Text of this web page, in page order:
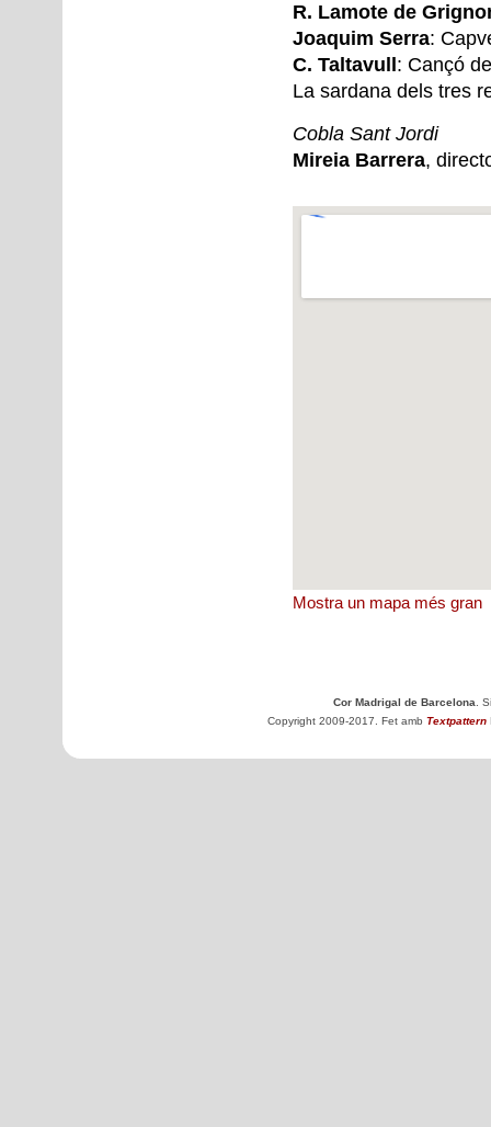
R. Lamote de
Joaquim Serra:
C. Taltavull : Cançó
La sardana dels tres
Cobla Sant Jordi
Mireia Barrera,
Mostra un mapa més gran
Cor Madrigal de Barcelona .
Copyright 2009-2017. Fet amb Textpattern